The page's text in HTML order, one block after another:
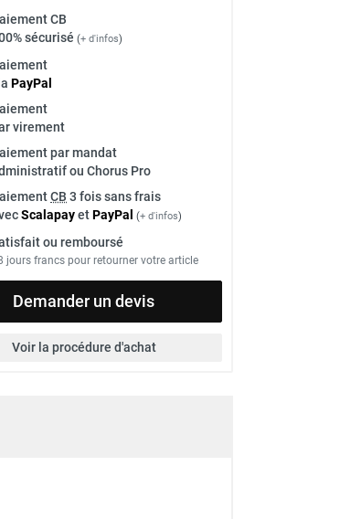
CB
sécurisé (+ d'infos)
PayPal
virement
par mandat
ou Chorus Pro
CB 3 fois sans frais
ScalapayetPayPal (+ d'infos)
ou remboursé
jours francs pour retourner votre article
Demander un devis
Voir la procédure d'achat